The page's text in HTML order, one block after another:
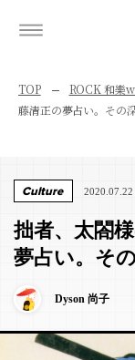
TOP ROCK 和樂
藤清正の夢占い。その
Culture 2020.07.22
拙者、太閤
夢占い。そ
Dyson 尚子